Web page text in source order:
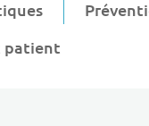
patient